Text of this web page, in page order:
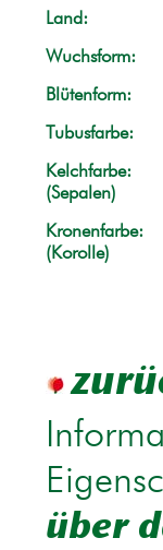
Land:
Wuchsform:
Blütenform:
Tubusfarbe:
Kelchfarbe:
(Sepalen)
Kronenfarbe:
(Korolle)
über